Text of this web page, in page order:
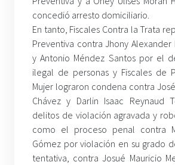
concedió arresto domiciliario.
En tanto, Fiscales Contra la Trata
Preventiva contra Jhony Alexander
y Antonio Méndez Santos por el
ilegal de personas y Fiscales de
Mujer lograron condena contra
Chávez y Darlin Isaac Reynaud
delitos de violación agravada y
como el proceso penal contra
Gómez por violación en su grado
tentativa, contra Josué Mauricio